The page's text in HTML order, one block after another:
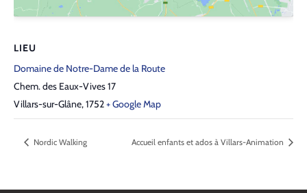
LIEU
Domaine de Notre-Dame de la Route
Chem. des Eaux-Vives 17
Villars-sur-Glâne,1752+ Google Map
Nordic Walking Accueil enfants et ados à Villars-Animation